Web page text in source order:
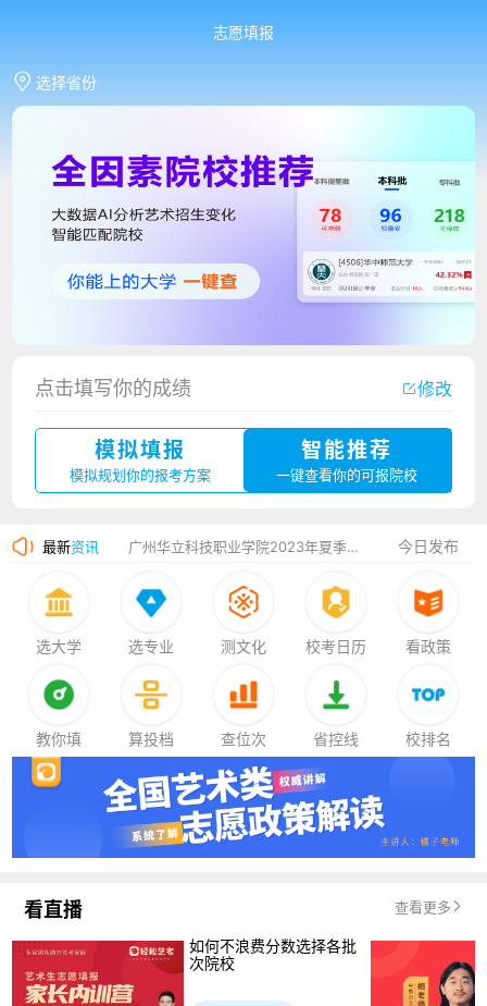
志愿填报
选择省份
点击填写你的成绩 修改
模拟填报
模拟规划你的报考方案
智能推荐
一键查看你的可报院校
最新资讯
香港中文大学（深圳）2023年夏季高考招生简章
广州华立科技职业学院2023年夏季高考招生简章
湛江幼儿师范专科学校2023年夏季高考招生简章
今日发布
选大学 选专业 测文化 校考日历 看政策
教你填 算投档 查位次 省控线 校排名
看直播 查看更多
如何不浪费分数选择各批
次院校